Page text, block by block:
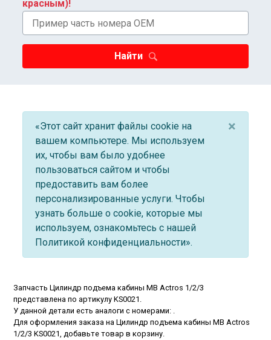
красным)!
Найти
«Этот сайт хранит файлы cookie на
вашем компьютере. Мы используем
их, чтобы вам было удобнее
пользоваться сайтом и чтобы
предоставить вам более
персонализированные услуги. Чтобы
узнать больше о cookie, которые мы
используем, ознакомьтесь с нашей
Политикой конфиденциальности».
×
Запчасть Цилиндр подъема кабины MB Actros 1/2/3
представлена по артикулу KS0021.
У данной детали есть аналоги с номерами: .
Для оформления заказа на Цилиндр подъема кабины MB Actros
1/2/3 KS0021, добавьте товар в корзину.